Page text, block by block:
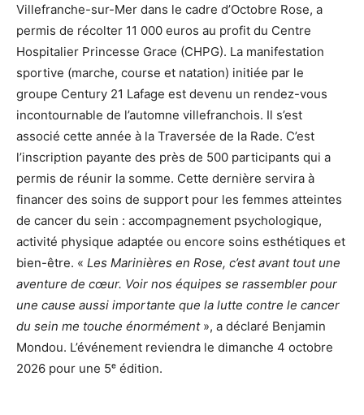
Villefranche-sur-Mer dans le cadre d’Octobre Rose, a
permis de récolter 11 000 euros au profit du Centre
Hospitalier Princesse Grace (CHPG). La manifestation
sportive (marche, course et natation) initiée par le
groupe Century 21 Lafage est devenu un rendez-vous
incontournable de l’automne villefranchois. Il s’est
associé cette année à la Traversée de la Rade. C’est
l’inscription payante des près de 500 participants qui a
permis de réunir la somme. Cette dernière servira à
financer des soins de support pour les femmes atteintes
de cancer du sein : accompagnement psychologique,
activité physique adaptée ou encore soins esthétiques et
bien-être. « Les Marinières en Rose, c’est avant tout une
aventure de cœur. Voir nos équipes se rassembler pour
une cause aussi importante que la lutte contre le cancer
du sein me touche énormément», a déclaré Benjamin
Mondou. L’événement reviendra le dimanche 4 octobre
2026 pour une 5ᵉ édition.